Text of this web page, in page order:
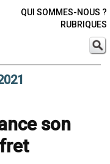
QUI SOMMES-NOUS ?
RUBRIQUES
son